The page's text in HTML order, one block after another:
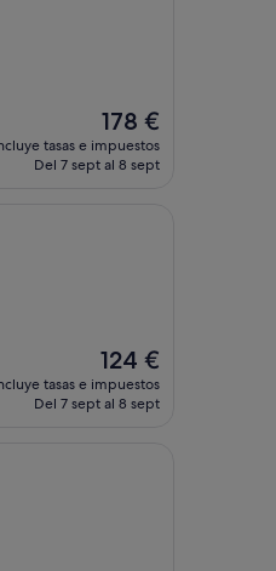
El
precio
actual
178 €
tasas e impuestos
Del 7 sept al 8 sept
El
precio
actual
124 €
tasas e impuestos
Del 7 sept al 8 sept